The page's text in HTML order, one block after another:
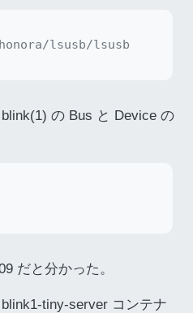
blink(1) の Bus と Device の
だと分かった。
tiny-server コンテナ